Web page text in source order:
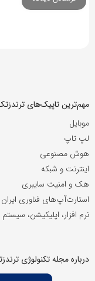
مهم‌ترین تاپیک‌های
موبایل
لپ تاپ
هوش مصنوعی
اینترنت و شبکه
هک و امنیت سایبری
استارت‌آپ‌های فناوری ایران
نرم افزار، اپلیکیشن،
درباره مجله تکنولوژی